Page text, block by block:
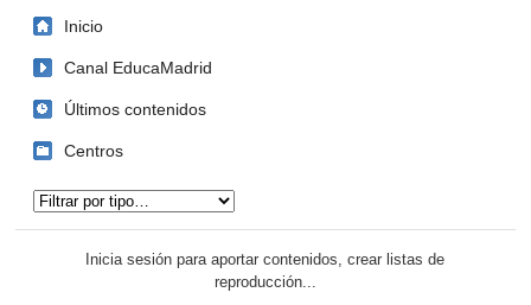
Inicio
Canal EducaMadrid
Últimos contenidos
Centros
Inicia sesión para aportar contenidos, crear listas de
reproducción...